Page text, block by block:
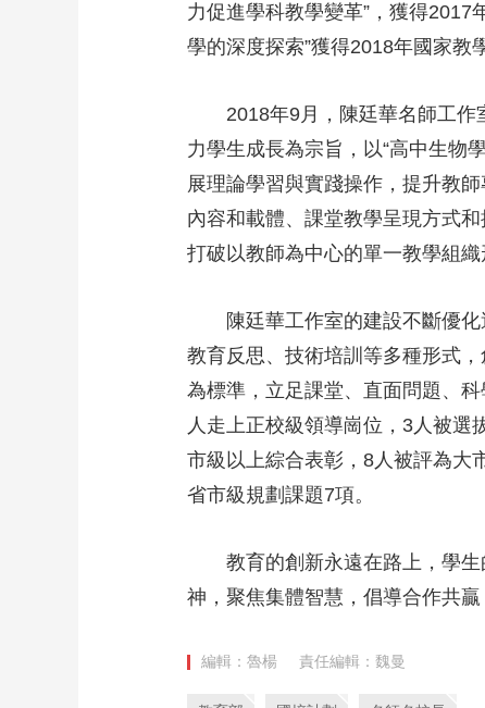
力促進學科教學變革”，獲得2017
學的深度探索”獲得2018年國家教
2018年9月，陳廷華名師工
力學生成長為宗旨，以“高中生物
展理論學習與實踐操作，提升教
內容和載體、課堂教學呈現方式
打破以教師為中心的單一教學組
陳廷華工作室的建設不斷優
教育反思、技術培訓等多種形式
為標準，立足課堂、直面問題、
人走上正校級領導崗位，3人被選
市級以上綜合表彰，8人被評為大
省市級規劃課題7項。
教育的創新永遠在路上，學
神，聚焦集體智慧，倡導合作共
編輯：魯楊 責任編輯：魏曼